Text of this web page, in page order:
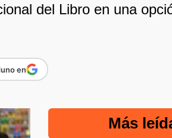
del Libro en una
en
Más